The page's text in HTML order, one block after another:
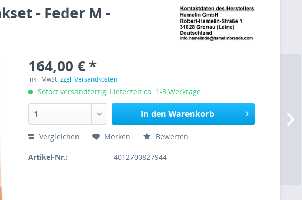
- Feder M -
164,00 € *
inkl. MwSt.zzgl. Versandkosten
Sofort versandfertig, Lieferzeit ca. 1-3 Werktage
1 In den Warenkorb
Vergleichen Merken Bewerten
Artikel-Nr.: 4012700827944